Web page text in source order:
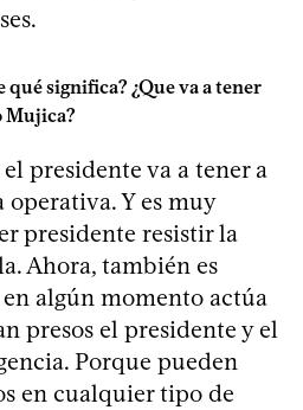
qué significa? ¿Que va a tener
Mujica?
presidente va a tener a
operativa. Y es muy
presidente resistir la
Ahora, también es
algún momento actúa
presos el presidente y el
Porque pueden
en cualquier tipo de